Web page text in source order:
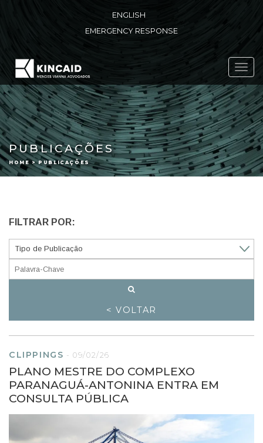
ENGLISH
EMERGENCY RESPONSE
PUBLICAÇÕES
HOME > PUBLICAÇÕES
FILTRAR POR:
< VOLTAR
CLIPPINGS -09/02/26
PLANO MESTRE DO COMPLEXO
PARANAGUÁ-ANTONINA ENTRA EM
CONSULTA PÚBLICA